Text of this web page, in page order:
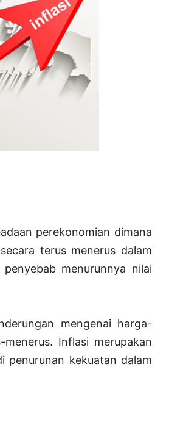
perekonomian dimana
terus menerus dalam
menurunnya nilai
mengenai harga-
Inflasi merupakan
penurunan kekuatan dalam